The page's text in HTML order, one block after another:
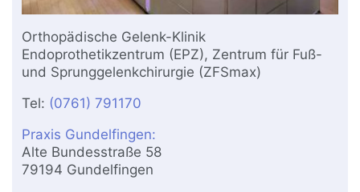
Orthopädische Gelenk-Klinik
Endoprothetikzentrum (EPZ), Zentrum für Fuß-
und Sprunggelenkchirurgie (ZFSmax)
Tel: (0761) 791170
Praxis Gundelfingen:
Alte Bundesstraße 58
79194 Gundelfingen